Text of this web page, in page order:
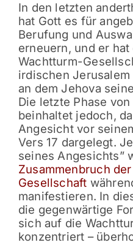
In den letzten
hat Gott es für
Berufung und
erneuern, und er
Wachtturm-
irdischen
an dem Jehova
Die letzte Phase
beinhaltet jedoch,
Angesicht vor
Vers 17 dargelegt.
seines Angesichts”
Zusammenbruch
Gesellschaft
manifestieren. In
die gegenwärtige
sich auf die
konzentriert –